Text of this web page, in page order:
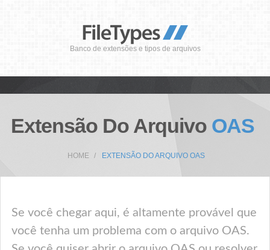
Banco de extensões e tipos de arquivos
Extensão Do Arquivo OAS
HOME EXTENSÃO DO ARQUIVO OAS
Se você chegar aqui, é altamente provável que
você tenha um problema com o arquivo OAS.